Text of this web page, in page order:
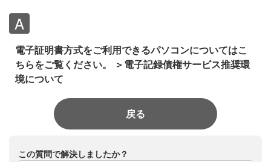
電子証明書方式をご利用できるパソコンについてはこ
ちらをご覧ください。
＞電子記録債権サービス推奨環
境について
戻る
この質問で解決しましたか？